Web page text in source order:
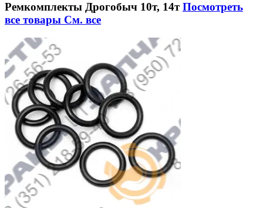
Ремкомплекты Дрогобыч 10т, 14тПосмотреть
все товары См. все